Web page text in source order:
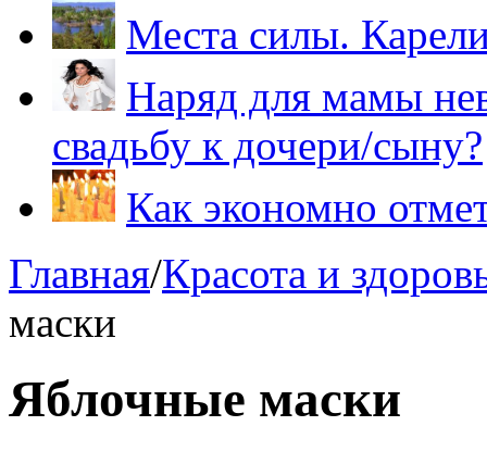
Места силы.
Наряд для мамы
свадьбу к дочери/сыну?
Как экономно
Главная/Красота и
маски
Яблочные маски